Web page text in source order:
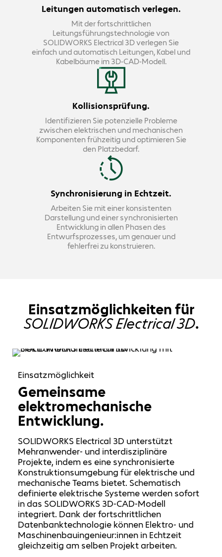
Leitungen automatisch verlegen.
Mit der fortschrittlichen
Leitungsführungstechnologie von
SOLIDWORKS Electrical 3D verlegen Sie
einfach und automatisch Leitungen, Kabel und
Kabelbäume im 3D-CAD-Modell.
Kollisionsprüfung.
Identifizieren Sie potenzielle Probleme
zwischen elektrischen und mechanischen
Komponenten frühzeitig und optimieren Sie
den Platzbedarf.
Synchronisierung in Echtzeit.
Arbeiten Sie mit einer konsistenten
Darstellung und einer synchronisierten
Entwicklung in allen Phasen des
Entwurfsprozesses, um genauer und
fehlerfrei zu konstruieren.
Einsatzmöglichkeiten für
SOLIDWORKS Electrical 3D.
Einsatzmöglichkeit
Gemeinsame
elektromechanische
Entwicklung.
SOLIDWORKS Electrical 3D unterstützt
Mehranwender- und interdisziplinäre
Projekte, indem es eine synchronisierte
Konstruktionsumgebung für elektrische und
mechanische Teams bietet. Schematisch
definierte elektrische Systeme werden sofort
in das SOLIDWORKS 3D-CAD-Modell
integriert. Dank der fortschrittlichen
Datenbanktechnologie können Elektro- und
Maschinenbauingenieur:innen in Echtzeit
gleichzeitig am selben Projekt arbeiten.